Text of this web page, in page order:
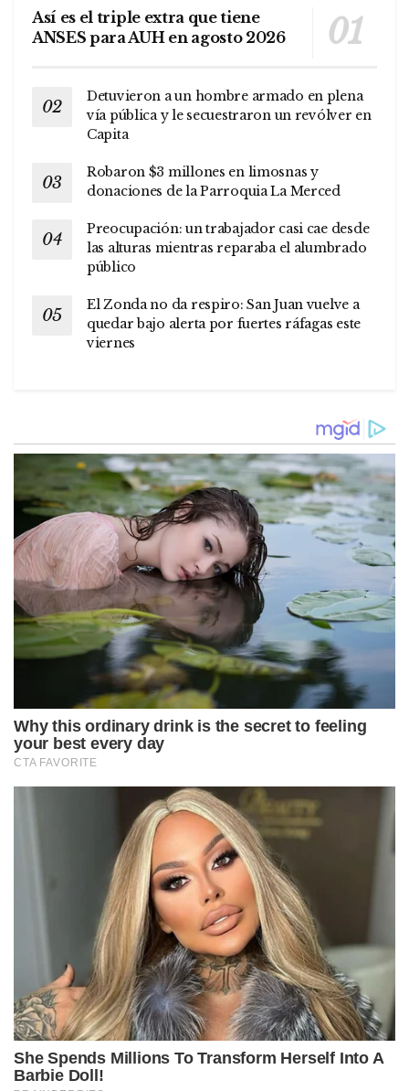
Así es el triple extra que tiene
ANSES para AUH en agosto 2026
Detuvieron a un hombre armado en plena
vía pública y le secuestraron un revólver en
Capita
Robaron $3 millones en limosnas y
donaciones de la Parroquia La Merced
Preocupación: un trabajador casi cae desde
las alturas mientras reparaba el alumbrado
público
El Zonda no da respiro: San Juan vuelve a
quedar bajo alerta por fuertes ráfagas este
viernes